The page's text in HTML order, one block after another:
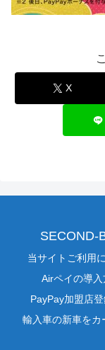
X
SECOND-
当サイトご利用
Airペイの導入
PayPay加盟店
輸入車の新車をカ